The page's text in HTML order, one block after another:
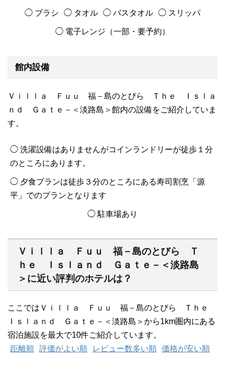
◯ ブラシ ◯ タオル ◯ バスタオル ◯ スリッパ
◯ 電子レンジ（一部・要予約）
館内設備
Ｖｉｌｌａ Ｆｕｕ 福－島のとびら Ｔｈｅ Ｉｓｌａ
ｎｄ Ｇａｔｅ－＜淡路島＞館内の設備をご紹介していま
す。
◯ 洗濯設備はありませんがコインランドリーが徒歩１分
のところにあります。
◯ 夕食プランは徒歩３分のところにある寿司割烹「源
平」でのプランとなります
◯ 駐車場あり
Ｖｉｌｌａ Ｆｕｕ 福－島のとびら Ｔ
ｈｅ Ｉｓｌａｎｄ Ｇａｔｅ－＜淡路島
＞に近い評判のホテルは？
ここではＶｉｌｌａ Ｆｕｕ 福－島のとびら Ｔｈｅ
Ｉｓｌａｎｄ Ｇａｔｅ－＜淡路島＞から1km圏内にある
宿泊施設を最大で10件ご紹介しています。
距離順 評価がよい順 レビュー数多い順 価格が安い順